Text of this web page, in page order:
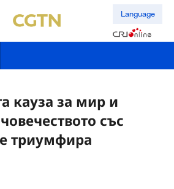
Language
кауза за мир и
със
триумфира